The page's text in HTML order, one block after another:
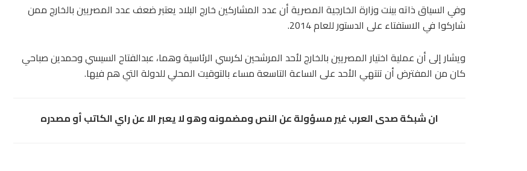
وفي السياق ذاته بينت وزارة الخارجية المصرية أن عدد المشاركين خارج البلاد يعتبر ضعف عدد المصريين بالخارج ممن
شاركوا في الاستفتاء على الدستور للعام 2014.
ويشار إلى أن عملية اختيار المصريين بالخارج لأحد المرشحين لكرسي الرئاسية وهما، عبدالفتاح السيسي وحمدين صباحي
كان من المفترض أن تنتهي الأحد على الساعة التاسعة مساء بالتوقيت المحلي للدولة التي هم فيها.
ان شبكة صدى العرب غير مسؤولة عن النص ومضمونه وهو لا يعبر الا عن راي الكاتب أو مصدره